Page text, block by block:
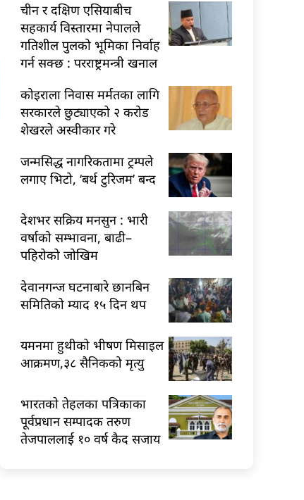
चीन र दक्षिण एसियाबीच
सहकार्य विस्तारमा नेपालले
गतिशील पुलको भूमिका निर्वाह
गर्न सक्छ : परराष्ट्रमन्त्री खनाल
कोइराला निवास मर्मतका लागि
सरकारले छुट्याएको २ करोड
शेखरले अस्वीकार गरे
जन्मसिद्ध नागरिकतामा ट्रम्पले
लगाए भिटो, ‘बर्थ टुरिजम’ बन्द
देशभर सक्रिय मनसुन : भारी
वर्षाको सम्भावना, बाढी–
पहिरोको जोखिम
देवानगन्ज घटनाबारे छानबिन
समितिको म्याद १५ दिन थप
यमनमा हुथीको भीषण मिसाइल
आक्रमण,३८ सैनिकको मृत्यु
भारतकाे तेहलका पत्रिकाका
पूर्वप्रधान सम्पादक तरुण
तेजपाललाई १० वर्ष कैद सजाय